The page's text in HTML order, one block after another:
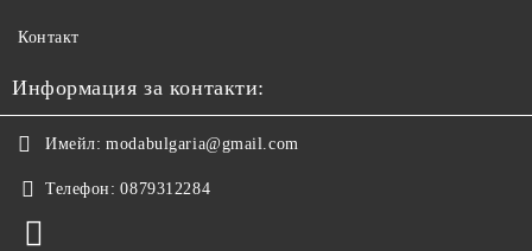
Контакт
Информация за контакти:
Имейл: modabulgaria@gmail.com
Телефон: 0879312284